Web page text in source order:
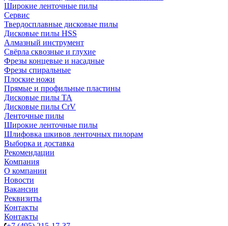
Широкие ленточные пилы
Сервис
Твердосплавные дисковые пилы
Дисковые пилы HSS
Алмазный инструмент
Свёрла сквозные и глухие
Фрезы концевые и насадные
Фрезы спиральные
Плоские ножи
Прямые и профильные пластины
Дисковые пилы TA
Дисковые пилы CrV
Ленточные пилы
Широкие ленточные пилы
Шлифовка шкивов ленточных пилорам
Выборка и доставка
Рекомендации
Компания
О компании
Новости
Вакансии
Реквизиты
Контакты
Контакты